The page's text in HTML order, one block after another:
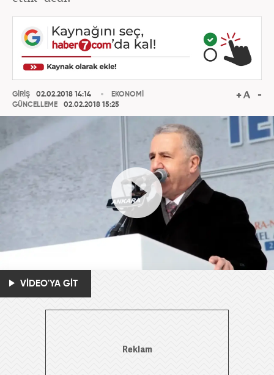
GİRİŞ
02.02.2018 14:14
GÜNCELLEME
02.02.2018 15:25
EKONOMİ
VİDEO'YA GİT